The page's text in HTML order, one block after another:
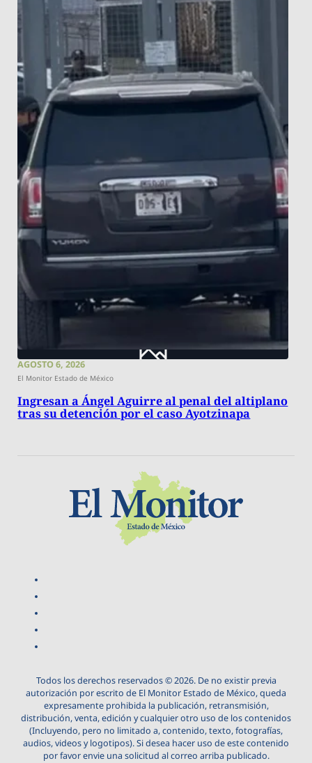
AGOSTO 6, 2026
El Monitor Estado de México
Ingresan a Ángel Aguirre al penal del altiplano
tras su detención por el caso Ayotzinapa
Todos los derechos reservados © 2026. De no existir previa
autorización por escrito de El Monitor Estado de México, queda
expresamente prohibida la publicación, retransmisión,
distribución, venta, edición y cualquier otro uso de los contenidos
(Incluyendo, pero no limitado a, contenido, texto, fotografías,
audios, videos y logotipos). Si desea hacer uso de este contenido
por favor envie una solicitud al correo arriba publicado.